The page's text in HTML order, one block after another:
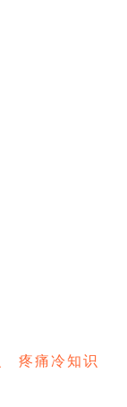
疼痛冷知识